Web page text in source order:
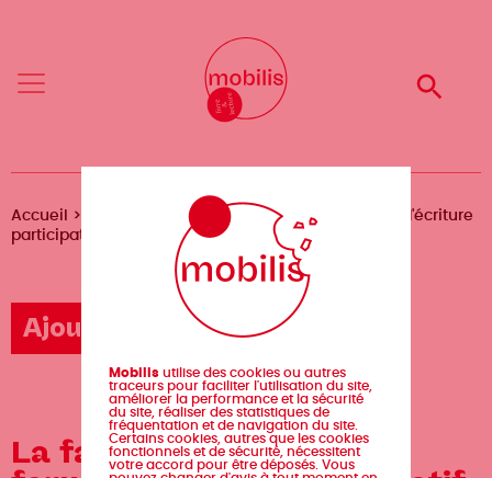
Menu
principal
Menu
Fil
Accueil
La fabrique littéraire, un forum d'écriture
participatif
Ajouter un événement
La fabrique littéraire, un
Mobilis utilise des cookies ou autres
traceurs pour faciliter l'utilisation du site,
améliorer la performance et la sécurité
du site, réaliser des statistiques de
fréquentation et de navigation du site.
Certains cookies, autres que les cookies
fonctionnels et de sécurité, nécessitent
votre accord pour être déposés. Vous